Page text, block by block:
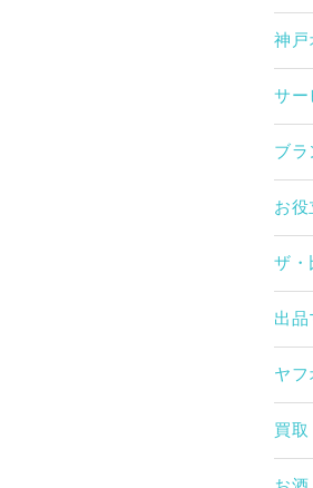
神戸
サー
ブ
お役
ザ・
出品
ヤフ
買取